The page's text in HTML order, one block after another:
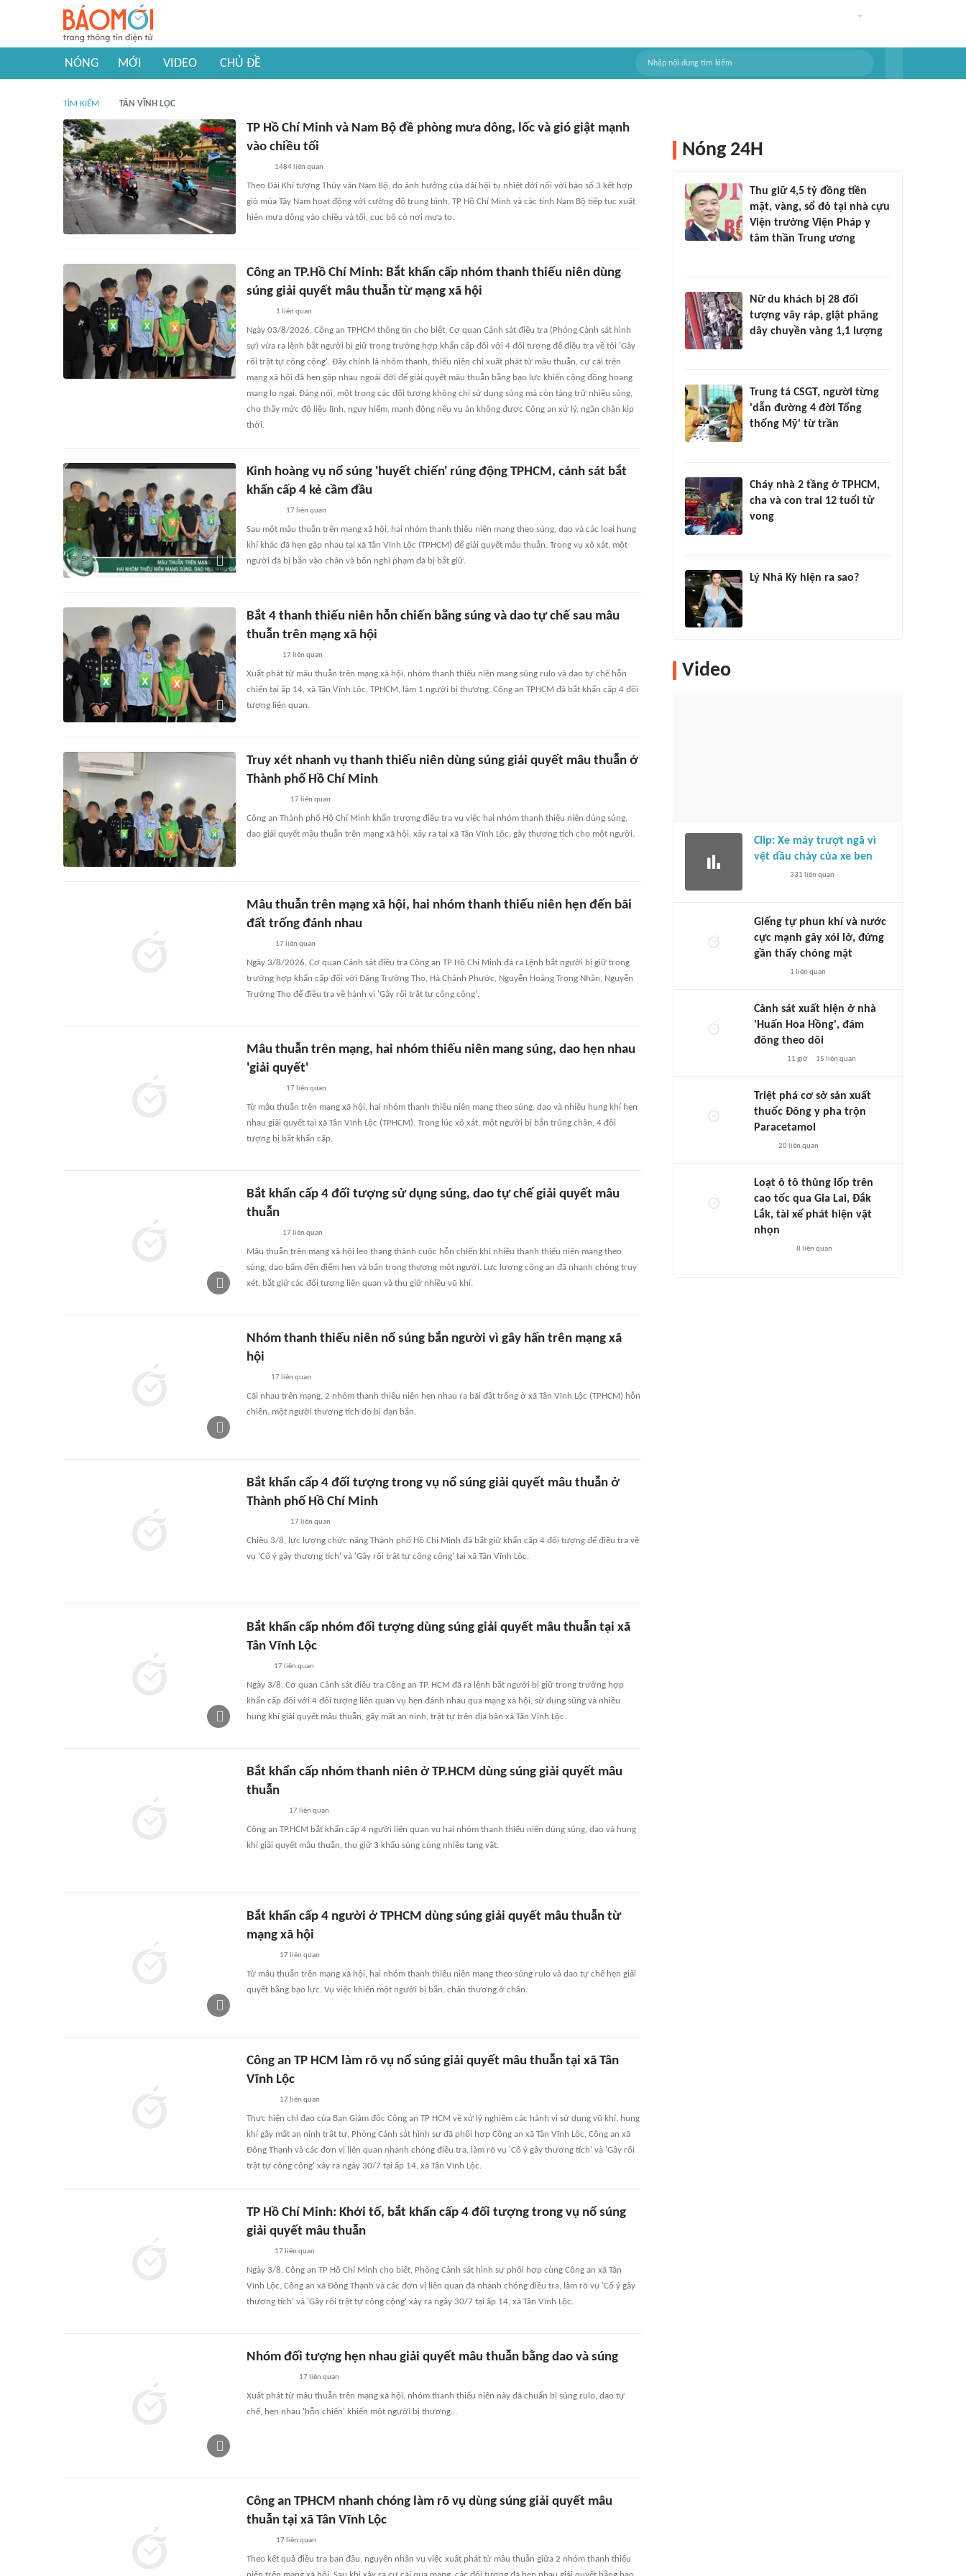
NÓNG MỚI VIDEO CHỦ ĐỀ
TÌM KIẾM TÂN VĨNH LỘC
TP Hồ Chí Minh và Nam Bộ đề phòng mưa dông, lốc và gió giật mạnh
vào chiều tối
1484 liên quan
Theo Đài Khí tượng Thủy văn Nam Bộ, do ảnh hưởng của dải hội tụ nhiệt đới nối với bão số 3 kết hợp
gió mùa Tây Nam hoạt động với cường độ trung bình, TP Hồ Chí Minh và các tỉnh Nam Bộ tiếp tục xuất
hiện mưa dông vào chiều và tối, cục bộ có nơi mưa to.
Công an TP.Hồ Chí Minh: Bắt khẩn cấp nhóm thanh thiếu niên dùng
súng giải quyết mâu thuẫn từ mạng xã hội
1 liên quan
Ngày 03/8/2026, Công an TPHCM thông tin cho biết, Cơ quan Cảnh sát điều tra (Phòng Cảnh sát hình
sự) vừa ra lệnh bắt người bị giữ trong trường hợp khẩn cấp đối với 4 đối tượng để điều tra về tội 'Gây
rối trật tự công cộng'. Đây chính là nhóm thanh, thiếu niên chỉ xuất phát từ mâu thuẫn, cự cãi trên
mạng xã hội đã hẹn gặp nhau ngoài đời để giải quyết mâu thuẫn bằng bạo lực khiến cộng đồng hoang
mang lo ngại. Đáng nói, một trong các đối tượng không chỉ sử dụng súng mà còn tàng trữ nhiều súng,
cho thấy mức độ liều lĩnh, nguy hiểm, manh động nếu vụ án không được Công an xử lý, ngăn chặn kịp
thời.
Kinh hoàng vụ nổ súng 'huyết chiến' rúng động TPHCM, cảnh sát bắt
khẩn cấp 4 kẻ cầm đầu
17liên quan
Sau một mâu thuẫn trên mạng xã hội, hai nhóm thanh thiếu niên mang theo súng, dao và các loại hung
khí khác đã hẹn gặp nhau tại xã Tân Vĩnh Lộc (TPHCM) để giải quyết mâu thuẫn. Trong vụ xô xát, một
người đã bị bắn vào chân và bốn nghi phạm đã bị bắt giữ.
Bắt 4 thanh thiếu niên hỗn chiến bằng súng và dao tự chế sau mâu
thuẫn trên mạng xã hội
17 liên quan
Xuất phát từ mâu thuẫn trên mạng xã hội, nhóm thanh thiếu niên mang súng rulo và dao tự chế hỗn
chiến tại ấp 14, xã Tân Vĩnh Lộc, TPHCM, làm 1 người bị thương. Công an TPHCM đã bắt khẩn cấp 4 đối
tượng liên quan.
Truy xét nhanh vụ thanh thiếu niên dùng súng giải quyết mâu thuẫn ở
Thành phố Hồ Chí Minh
17liên quan
Công an Thành phố Hồ Chí Minh khẩn trương điều tra vụ việc hai nhóm thanh thiếu niên dùng súng,
dao giải quyết mâu thuẫn trên mạng xã hội, xảy ra tại xã Tân Vĩnh Lộc, gây thương tích cho một người.
Mâu thuẫn trên mạng xã hội, hai nhóm thanh thiếu niên hẹn đến bãi
đất trống đánh nhau
17liên quan
Ngày 3/8/2026, Cơ quan Cảnh sát điều tra Công an TP Hồ Chí Minh đã ra Lệnh bắt người bị giữ trong
trường hợp khẩn cấp đối với Đặng Trường Thọ, Hà Chánh Phước, Nguyễn Hoàng Trọng Nhân, Nguyễn
Trường Thọ để điều tra về hành vi 'Gây rối trật tự công cộng'.
Mâu thuẫn trên mạng, hai nhóm thiếu niên mang súng, dao hẹn nhau
'giải quyết'
17liên quan
Từ mâu thuẫn trên mạng xã hội, hai nhóm thanh thiếu niên mang theo súng, dao và nhiều hung khí hẹn
nhau giải quyết tại xã Tân Vĩnh Lộc (TPHCM). Trong lúc xô xát, một người bị bắn trúng chân, 4 đối
tượng bị bắt khẩn cấp.
Bắt khẩn cấp 4 đối tượng sử dụng súng, dao tự chế giải quyết mâu
thuẫn
17liên quan
Mâu thuẫn trên mạng xã hội leo thang thành cuộc hỗn chiến khi nhiều thanh thiếu niên mang theo
súng, dao bấm đến điểm hẹn và bắn trọng thương một người. Lực lượng công an đã nhanh chóng truy
xét, bắt giữ các đối tượng liên quan và thu giữ nhiều vũ khí.
Nhóm thanh thiếu niên nổ súng bắn người vì gây hấn trên mạng xã
hội
17liên quan
Cãi nhau trên mạng, 2 nhóm thanh thiếu niên hẹn nhau ra bãi đất trống ở xã Tân Vĩnh Lộc (TPHCM) hỗn
chiến, một người thương tích do bị đạn bắn.
Bắt khẩn cấp 4 đối tượng trong vụ nổ súng giải quyết mâu thuẫn ở
Thành phố Hồ Chí Minh
17liên quan
Chiều 3/8, lực lượng chức năng Thành phố Hồ Chí Minh đã bắt giữ khẩn cấp 4 đối tượng để điều tra về
vụ 'Cố ý gây thương tích' và 'Gây rối trật tự công cộng' tại xã Tân Vĩnh Lộc.
Bắt khẩn cấp nhóm đối tượng dùng súng giải quyết mâu thuẫn tại xã
Tân Vĩnh Lộc
17liên quan
Ngày 3/8, Cơ quan Cảnh sát điều tra Công an TP. HCM đã ra lệnh bắt người bị giữ trong trường hợp
khẩn cấp đối với 4 đối tượng liên quan vụ hẹn đánh nhau qua mạng xã hội, sử dụng súng và nhiều
hung khí giải quyết mâu thuẫn, gây mất an ninh, trật tự trên địa bàn xã Tân Vĩnh Lộc.
Bắt khẩn cấp nhóm thanh niên ở TP.HCM dùng súng giải quyết mâu
thuẫn
17liên quan
Công an TP.HCM bắt khẩn cấp 4 người liên quan vụ hai nhóm thanh thiếu niên dùng súng, dao và hung
khí giải quyết mâu thuẫn, thu giữ 3 khẩu súng cùng nhiều tang vật.
Bắt khẩn cấp 4 người ở TPHCM dùng súng giải quyết mâu thuẫn từ
mạng xã hội
17liên quan
Từ mâu thuẫn trên mạng xã hội, hai nhóm thanh thiếu niên mang theo súng rulo và dao tự chế hẹn giải
quyết bằng bạo lực. Vụ việc khiến một người bị bắn, chấn thương ở chân.
Công an TP HCM làm rõ vụ nổ súng giải quyết mâu thuẫn tại xã Tân
Vĩnh Lộc
17liên quan
Thực hiện chỉ đạo của Ban Giám đốc Công an TP HCM về xử lý nghiêm các hành vi sử dụng vũ khí, hung
khí gây mất an ninh trật tự, Phòng Cảnh sát hình sự đã phối hợp Công an xã Tân Vĩnh Lộc, Công an xã
Đông Thạnh và các đơn vị liên quan nhanh chóng điều tra, làm rõ vụ 'Cố ý gây thương tích' và 'Gây rối
trật tự công cộng' xảy ra ngày 30/7 tại ấp 14, xã Tân Vĩnh Lộc.
TP Hồ Chí Minh: Khởi tố, bắt khẩn cấp 4 đối tượng trong vụ nổ súng
giải quyết mâu thuẫn
17 liên quan
Ngày 3/8, Công an TP Hồ Chí Minh cho biết, Phòng Cảnh sát hình sự phối hợp cùng Công an xã Tân
Vĩnh Lộc, Công an xã Đông Thạnh và các đơn vị liên quan đã nhanh chóng điều tra, làm rõ vụ 'Cố ý gây
thương tích' và 'Gây rối trật tự công cộng' xảy ra ngày 30/7 tại ấp 14, xã Tân Vĩnh Lộc.
Nhóm đối tượng hẹn nhau giải quyết mâu thuẫn bằng dao và súng
17liên quan
Xuất phát từ mâu thuẫn trên mạng xã hội, nhóm thanh thiếu niên này đã chuẩn bị súng rulo, dao tự
chế, hẹn nhau 'hỗn chiến' khiến một người bị thương…
Công an TPHCM nhanh chóng làm rõ vụ dùng súng giải quyết mâu
thuẫn tại xã Tân Vĩnh Lộc
17 liên quan
Theo kết quả điều tra ban đầu, nguyên nhân vụ việc xuất phát từ mâu thuẫn giữa 2 nhóm thanh thiếu
Nóng 24H
Thu giữ 4,5 tỷ đồng tiền
mặt, vàng, sổ đỏ tại nhà cựu
Viện trưởng Viện Pháp y
tâm thần Trung ương
Nữ du khách bị 28 đối
tượng vây ráp, giật phăng
dây chuyền vàng 1,1 lượng
Trung tá CSGT, người từng
'dẫn đường 4 đời Tổng
thống Mỹ' từ trần
Cháy nhà 2 tầng ở TPHCM,
cha và con trai 12 tuổi tử
vong
Lý Nhã Kỳ hiện ra sao?
Video
Clip: Xe máy trượt ngã vì
vệt dầu chảy của xe ben
331 liên quan
Giếng tự phun khí và nước
cực mạnh gây xói lở, đứng
gần thấy chóng mặt
1 liên quan
Cảnh sát xuất hiện ở nhà
'Huấn Hoa Hồng', đám
đông theo dõi
11 giờ 15 liên quan
Triệt phá cơ sở sản xuất
thuốc Đông y pha trộn
Paracetamol
20liên quan
Loạt ô tô thủng lốp trên
cao tốc qua Gia Lai, Đắk
Lắk, tài xế phát hiện vật
nhọn
8 liên quan